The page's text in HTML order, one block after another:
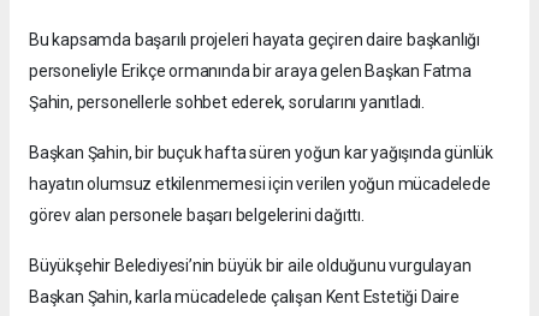
Bu kapsamda başarılı projeleri hayata geçiren daire başkanlığı
personeliyle Erikçe ormanında bir araya gelen Başkan Fatma
Şahin, personellerle sohbet ederek, sorularını yanıtladı.
Başkan Şahin, bir buçuk hafta süren yoğun kar yağışında günlük
hayatın olumsuz etkilenmemesi için verilen yoğun mücadelede
görev alan personele başarı belgelerini dağıttı.
Büyükşehir Belediyesi’nin büyük bir aile olduğunu vurgulayan
Başkan Şahin, karla mücadelede çalışan Kent Estetiği Daire